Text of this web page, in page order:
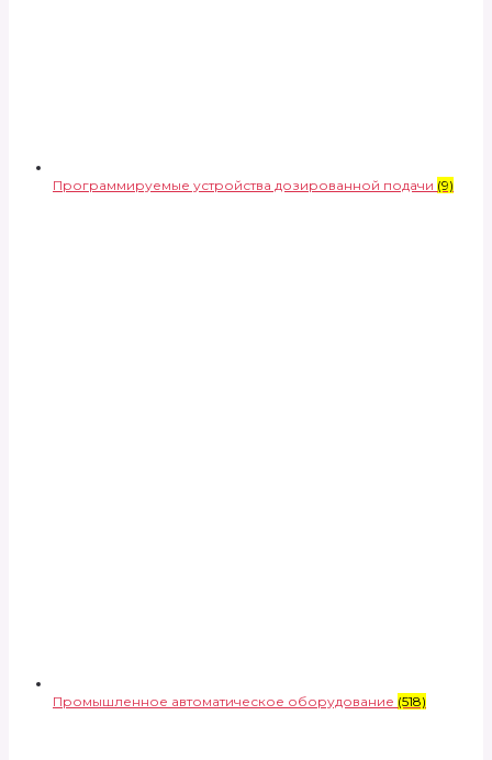
Программируемые устройства дозированной подачи (9)
Промышленное автоматическое оборудование (518)